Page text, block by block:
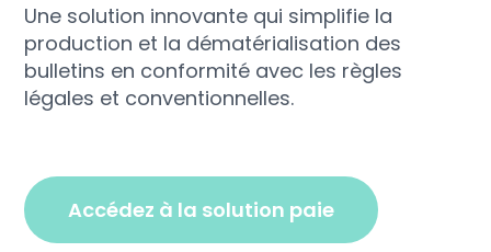
Une solution innovante qui simplifie la
production et la dématérialisation des
bulletins en conformité avec les règles
légales et conventionnelles.
accédez à la solution paie